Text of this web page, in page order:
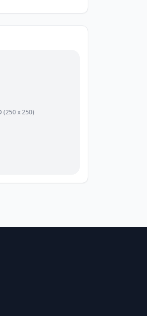
(250 x 250)